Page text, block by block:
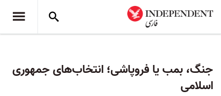
جنگ، بمب یا فروپاشی؛ انتخاب‌های جمهوری
اسلامی